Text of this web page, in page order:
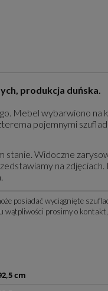
produkcja duńska.
Mebel wybarwiono na
pojemnymi
stanie. Widoczne
na
posiadać wyciągnięte
prosimy o
cm